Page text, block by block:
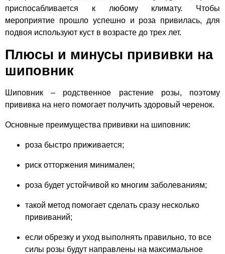
приспосабливается к любому климату. Чтобы
мероприятие прошло успешно и роза привилась, для
подвоя используют куст в возрасте до трех лет.
Плюсы и минусы прививки на
шиповник
Шиповник – родственное растение розы, поэтому
прививка на него помогает получить здоровый черенок.
Основные преимущества прививки на шиповник:
роза быстро приживается;
риск отторжения минимален;
роза будет устойчивой ко многим заболеваниям;
такой метод помогает сделать сразу несколько
прививаний;
если обрезку и уход выполнять правильно, то все
силы розы будут направлены на максимальное